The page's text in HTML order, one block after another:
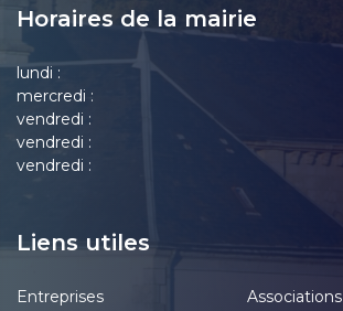
Horaires de la mairie
lundi :
mercredi :
vendredi :
vendredi :
vendredi :
Liens utiles
Entreprises Associations